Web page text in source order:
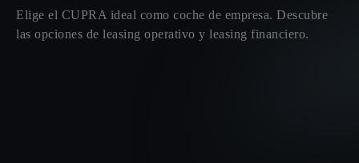
Elige el CUPRA ideal como coche de empresa. Descubre
las opciones de leasing operativo y leasing financiero.